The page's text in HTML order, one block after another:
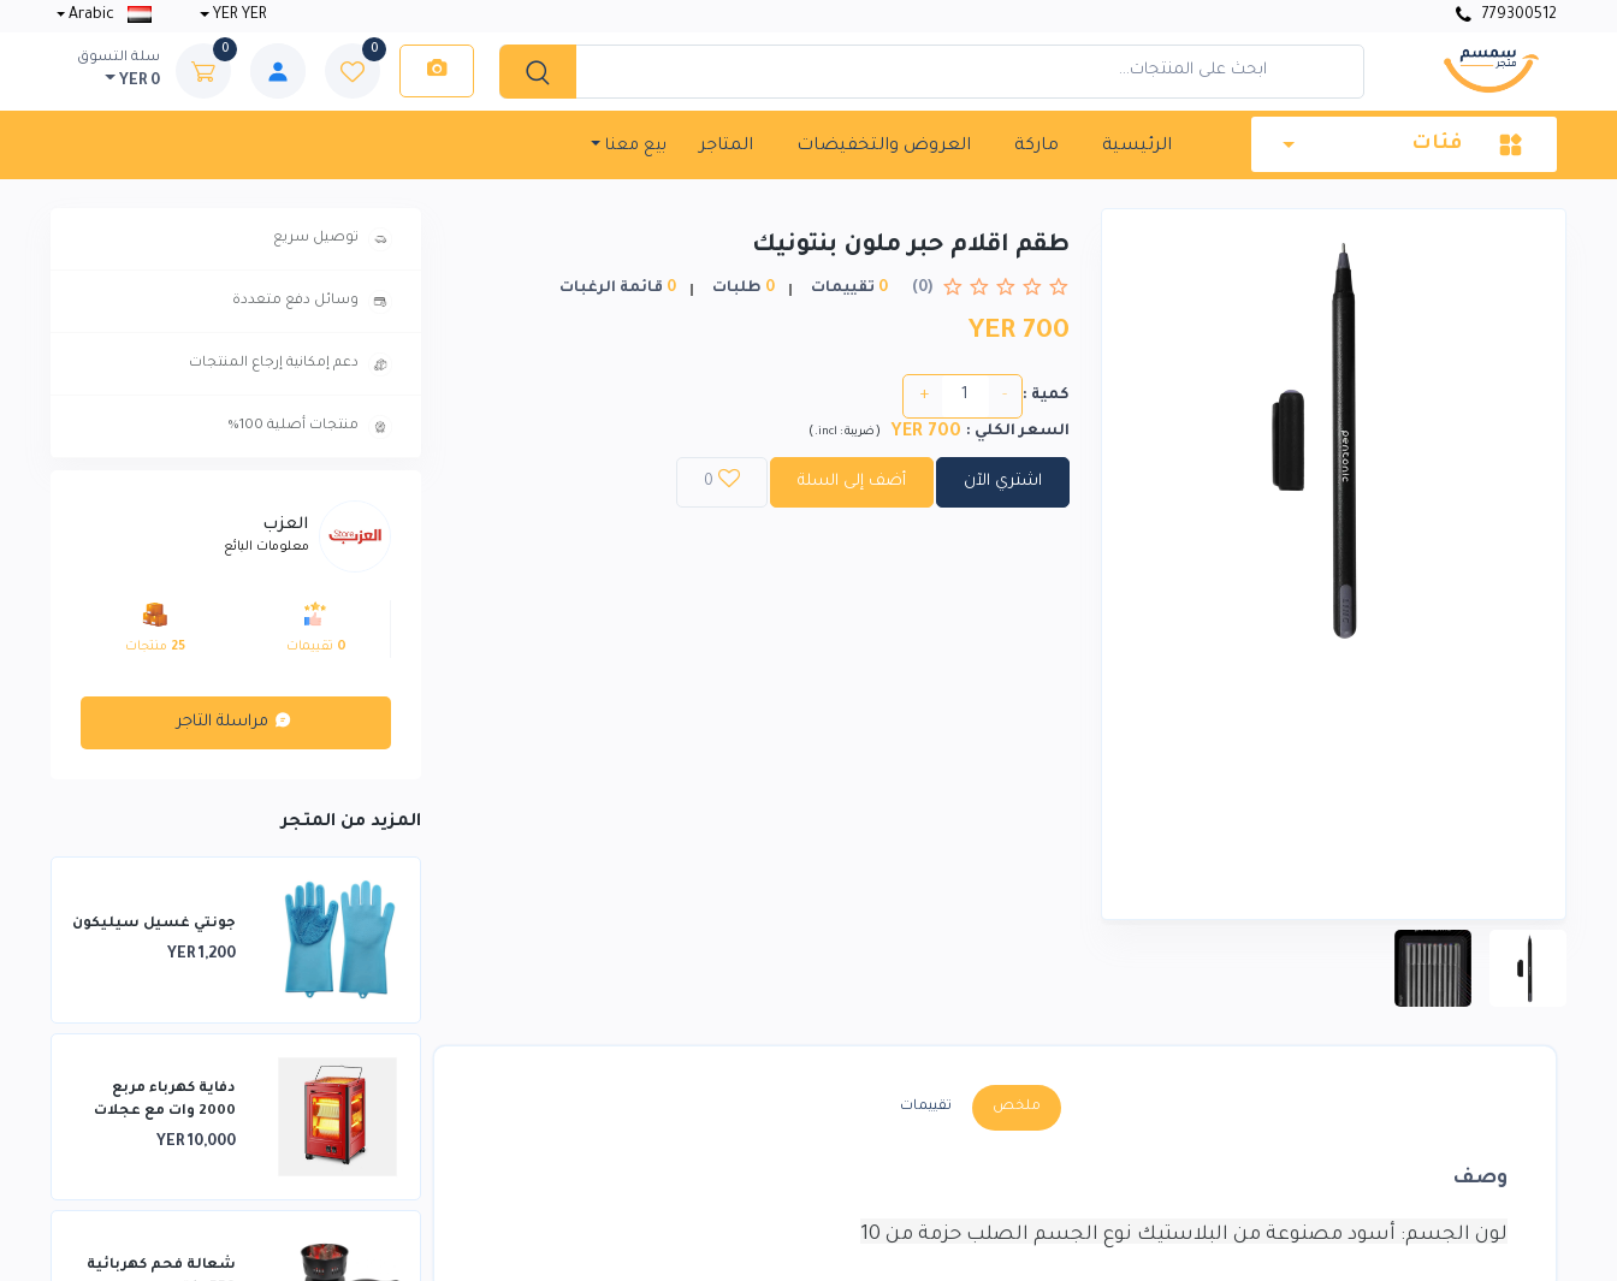
779300512
YER YER
0
0
سلة التسوق
YER 0
فئات الرئيسية ماركة العروض والتخفيضات المتاجر بيع معنا
طقم اقلام حبر ملون بنتونيك
(0)
0 تقييمات 0 طلبات 0 قائمة الرغبات
YER 700
كمية : -
+
السعر الكلي :
YER 700
(ضريبة : incl.
)
اشتري الآن أضف إلى السلة 0
ملخص تقييمات
وصف
لون الجسم: أسود مصنوعة من البلاستيك نوع الجسم الصلب حزمة من 10
توصيل سريع
وسائل دفع متعددة
دعم إمكانية إرجاع المنتجات
منتجات أصلية 100%
العزب
معلومات البائع
0 تقييمات 25 منتجات
مراسلة التاجر
المزيد من المتجر
جونتي غسيل سيليكون
YER 1,200
دفاية كهرباء مربع
2000 وات مع عجلات
تتميز بتدفئة من
YER 10,000
شعالة فحم كهربائية